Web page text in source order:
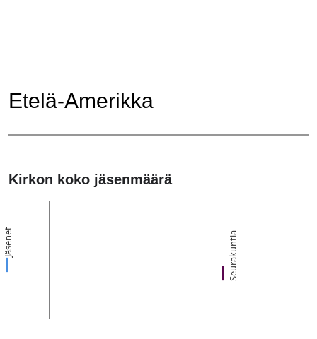
Etelä-Amerikka
Kirkon koko jäsenmäärä
Jäsenet Seurakuntia